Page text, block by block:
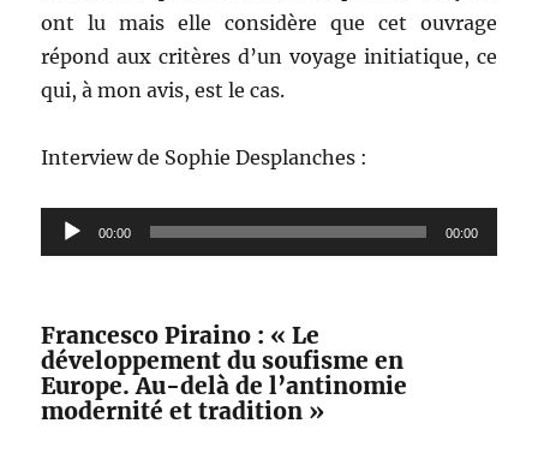
ont lu mais elle considère que cet ouvrage
répond aux critères d’un voyage initiatique, ce
qui, à mon avis, est le cas.
Interview de Sophie Desplanches :
Lecteur
audio
00:00 00:00
Francesco Piraino : « Le
développement du soufisme en
Europe. Au-delà de l’antinomie
modernité et tradition »